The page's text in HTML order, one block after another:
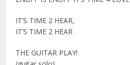
IT’S TIME 2 HEAR,
IT’S TIME 2 HEAR
THE GUITAR PLAY!